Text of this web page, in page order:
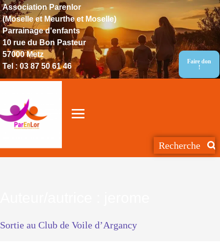
Association Parenlor
(Moselle et Meurthe et Moselle)
Parrainage d'enfants
10 rue du Bon Pasteur
57000 Metz
Tel : 03 87 50 61 46
Faire don
!
Sortie au Club de Voile d’Argancy